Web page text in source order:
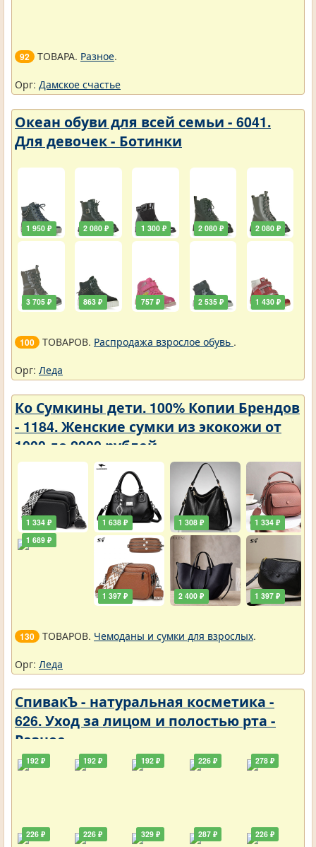
92 ТОВАРА. Разное.
Орг: Дамское счастье
Океан обуви для всей семьи - 6041.
Для девочек - Ботинки
1 950 ₽
3 705 ₽
2 080 ₽
863 ₽
1 300 ₽
757 ₽
2 080 ₽
2 535 ₽
2 080 ₽
1 430 ₽
100 ТОВАРОВ. Распродажа взрослое обувь .
Орг: Леда
Ко Сумкины дети. 100% Копии Брендов
- 1184. Женские сумки из экокожи от
1000 до 2000 рублей
1 334 ₽
1 689 ₽
1 638 ₽
1 397 ₽
1 308 ₽
2 400 ₽
1 334 ₽
1 397 ₽
130 ТОВАРОВ. Чемоданы и сумки для взрослых.
Орг: Леда
СпивакЪ - натуральная косметика -
626. Уход за лицом и полостью рта -
Разное
192 ₽
226 ₽
192 ₽
226 ₽
192 ₽
329 ₽
226 ₽
287 ₽
278 ₽
226 ₽